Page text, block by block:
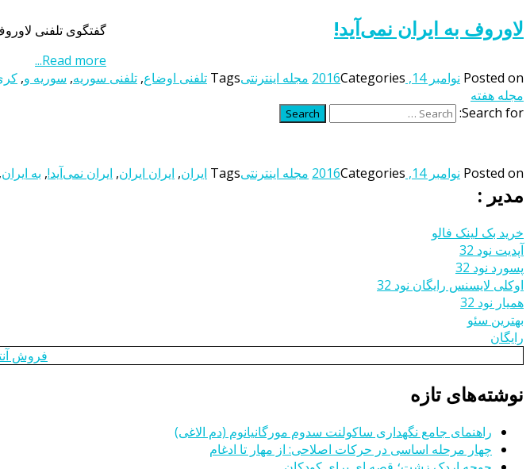
گفتگوی تلفنی
Read more...
Posted on نوامبر 14, 2016 Categories مجله اینترنتیTags تلفنی اوضاع, تلفنی سوریه, سوریه و,
مجله هفته
لاوروف به ایران نمی‌آید!
Posted on نوامبر 14, 2016 Categories مجله اینترنتیTags ایران, ایران ایران, ایران نمی‌آید!, به ایران,
Search for:
Search
مدیر :
خرید بک لینک فالو
آپدیت نود 32
پسورد نود 32
اوکلی لایسنس رایگان نود 32
همیار نود 32
بهترین سئو
رایگان
فروش
نوشته‌های تازه
راهنمای جامع نگهداری ساکولنت سدوم مورگانیانوم (دم الاغی)
چهار مرحله اساسی در حرکات اصلاحی: از مهار تا ادغام